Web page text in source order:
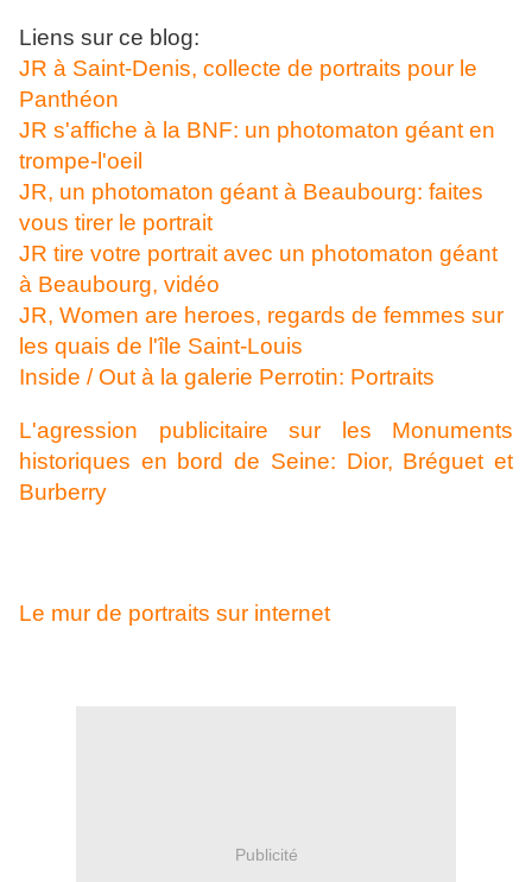
Liens sur ce blog:
JR à Saint-Denis, collecte de portraits pour le
Panthéon
JR s'affiche à la BNF: un photomaton géant en
trompe-l'oeil
JR, un photomaton géant à Beaubourg: faites
vous tirer le portrait
JR tire votre portrait avec un photomaton géant
à Beaubourg, vidéo
JR, Women are heroes, regards de femmes sur
les quais de l'île Saint-Louis
Inside / Out à la galerie Perrotin: Portraits
L'agression publicitaire sur les Monuments
historiques en bord de Seine: Dior, Bréguet et
Burberry
Le mur de portraits sur internet
Publicité